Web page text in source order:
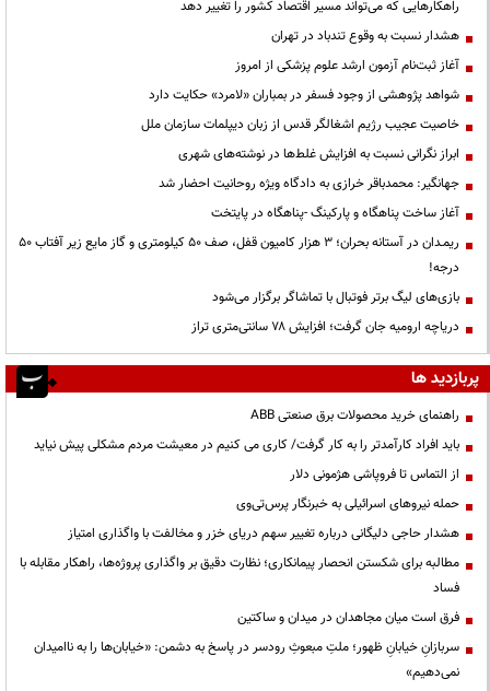
راهکارهایی که می‌تواند مسیر اقتصاد کشور را تغییر دهد
هشدار نسبت به وقوع تندباد در تهران
آغاز ثبت‌نام آزمون ارشد علوم پزشکی از امروز
شواهد پژوهشی از وجود فسفر در بمباران «لامرد» حکایت دارد
خاصیت عجیب رژیم اشغالگر قدس از زبان دیپلمات سازمان ملل
ابراز نگرانی نسبت به افزایش غلط‌ها در نوشته‌های شهری
جهانگیر: محمدباقر خرازی به دادگاه ویژه روحانیت احضار شد
آغاز ساخت پناهگاه و پارکینگ -پناهگاه در پایتخت
ریمـدان در آستانه بحران؛ ۳ هزار کامیون قفل، صف ۵۰ کیلومتری و گاز مایع زیر آفتاب ۵۰
درجه!
بازی‌های لیگ برتر فوتبال با تماشاگر برگزار می‌شود
دریاچه ارومیه جان گرفت؛ افزایش ۷۸ سانتی‌متری تراز
پربازدید ها
راهنمای خرید محصولات برق صنعتی ABB
باید افراد کارآمدتر را به کار گرفت/ کاری می کنیم در معیشت مردم مشکلی پیش نیاید
از التماس تا فروپاشی هژمونی دلار
حمله نیروهای اسرائیلی به خبرنگار پرس‌تی‌وی
هشدار حاجی دلیگانی درباره تغییر سهم دریای خزر و مخالفت با واگذاری امتیاز
مطالبه برای شکستن انحصار پیمانکاری؛ نظارت دقیق بر واگذاری پروژه‌ها، راهکار مقابله با
فساد
فرق است میان مجاهدان در میدان و ساکتین
سربازانِ خیابانِ ظهور؛ ملتِ مبعوثِ رودسر در پاسخ به دشمن: «خیابان‌ها را به ناامیدان
نمی‌دهیم»